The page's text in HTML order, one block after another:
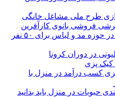
طرح ملی مشاغل خانگی
فروشی بانوی کارآفرین
روایت بانوی کارآفرینی که در حوزه مد و لباس برای ۵۰ نفر
در دوران کرونا
کیک پزی
کسب درآمد در منزل با
حبوبات در منزل باید بدانید